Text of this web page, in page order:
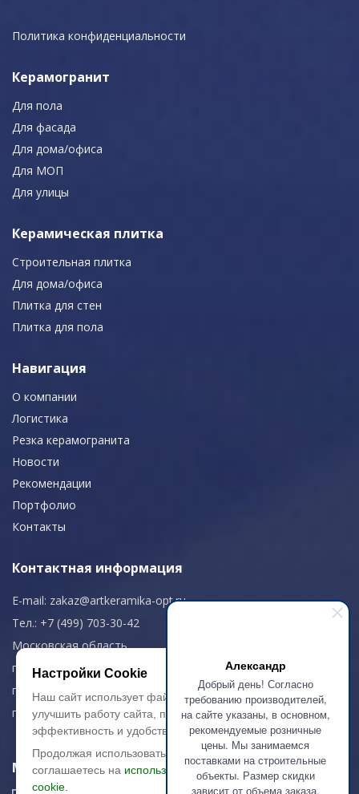
Александр
Добрый день! Согласно
требованию производителей,
на сайте указаны, в основном,
рекомендуемые розничные
цены. Мы занимаемся
поставками на строительные
объекты. Размер скидки
зависит от объема заказа.
Политика конфиденциальности
Керамогранит
Для пола
Для фасада
Для дома/офиса
Для МОП
Для улицы
Керамическая плитка
Строительная плитка
Для дома/офиса
Плитка для стен
Плитка для пола
Навигация
О компании
Логистика
Резка керамогранита
Новости
Рекомендации
Портфолио
Контакты
Контактная информация
E-mail: zakaz@artkeramika-opt.ru
Тел.: +7 (499) 703-30-42
Московская область,
г. Красногорск
пн-чт: 09.00-18.00
пт: 09.00-17.00
Мы в соц. сетях
Настройки Cookie
Наш сайт использует файлы cookie, чтобы
улучшить работу сайта, повысить его
эффективность и удобство.
Продолжая использовать сайт, вы
соглашаетесь на использование файлов
cookie.